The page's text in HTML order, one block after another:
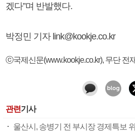
겠다”며 반발했다.
박정민 기자 link@kookje.co.kr
ⓒ국제신문(www.kookje.co.kr), 무단 전
관련기사
울산시, 송병기 전 부시장 경제특보